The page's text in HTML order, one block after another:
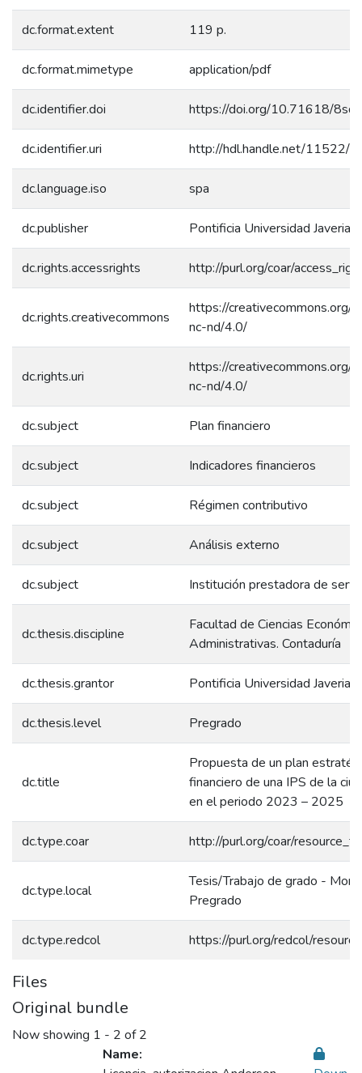
dc.format.extent 119 p.
dc.format.mimetype application/pdf
dc.identifier.doi https://doi.org/10.71618/
dc.identifier.uri http://hdl.handle.net/11522/
dc.language.iso spa
dc.publisher Pontificia Universidad
dc.rights.accessrights http://purl.org/coar/
dc.rights.creativecommons
https://creativecommons.org/
nc-nd/4.0/
dc.rights.uri
https://creativecommons.org/
nc-nd/4.0/
dc.subject Plan financiero
dc.subject Indicadores financieros
dc.subject Régimen contributivo
dc.subject Análisis externo
dc.subject Institución prestadora de
dc.thesis.discipline
Facultad de Ciencias
Administrativas. Contaduría
dc.thesis.grantor Pontificia Universidad
dc.thesis.level Pregrado
dc.title
Propuesta de un plan
financiero de una IPS de la
en el periodo 2023 – 2025
dc.type.coar http://purl.org/coar/
dc.type.local
Tesis/Trabajo de grado -
Pregrado
dc.type.redcol https://purl.org/redcol/
Files
Original bundle
Now showing 1 - 2 of 2
Name: